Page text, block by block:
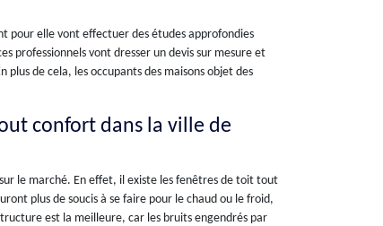
pour elle vont effectuer des études approfondies
professionnels vont dresser un devis sur mesure et
de cela, les occupants des maisons objet des
confort dans la ville de
le marché. En effet, il existe les fenêtres de toit tout
plus de soucis à se faire pour le chaud ou le froid,
est la meilleure, car les bruits engendrés par